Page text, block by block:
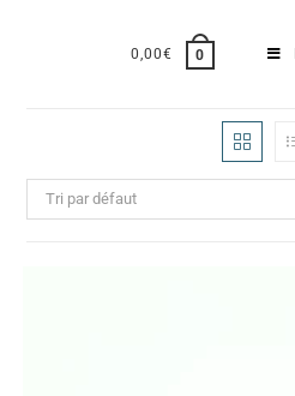
0,00€ 0
Tri par défaut